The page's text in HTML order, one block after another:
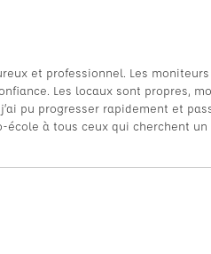
et professionnel. Les
Les locaux sont propres,
pu progresser rapidement et
à tous ceux qui cherchent